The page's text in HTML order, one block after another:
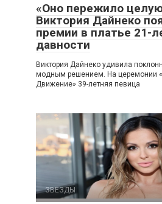
«Оно пережило
Виктория Дайнеко
премии в платье 21-
давности
Виктория Дайнеко удивила
модным решением. На церемонии
Движение» 39-летняя певица
ЗВЕЗДЫ